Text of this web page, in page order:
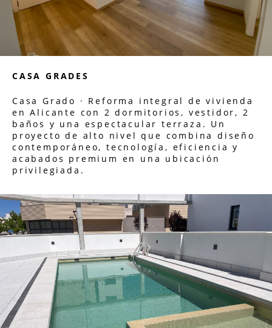
CASA GRADES
Casa Grado · Reforma integral de vivienda
en Alicante con 2 dormitorios, vestidor, 2
baños y una espectacular terraza. Un
proyecto de alto nivel que combina diseño
contemporáneo, tecnología, eficiencia y
acabados premium en una ubicación
privilegiada.